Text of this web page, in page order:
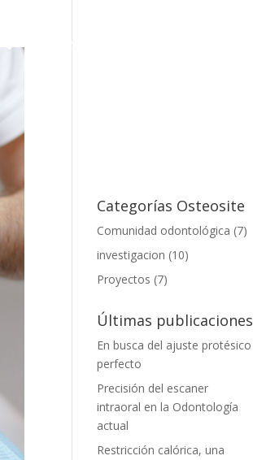
FORMACIÓN
Categorías Osteosite
Comunidad odontológica (7)
investigacion (10)
Proyectos (7)
Últimas publicaciones
En busca del ajuste protésico
perfecto
Precisión del escaner
intraoral en la Odontología
actual
Restricción calórica, una